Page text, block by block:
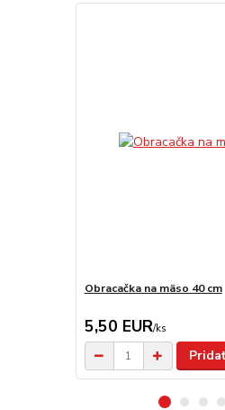
Obracačka na mäso 40 cm
5,50 EUR/ks